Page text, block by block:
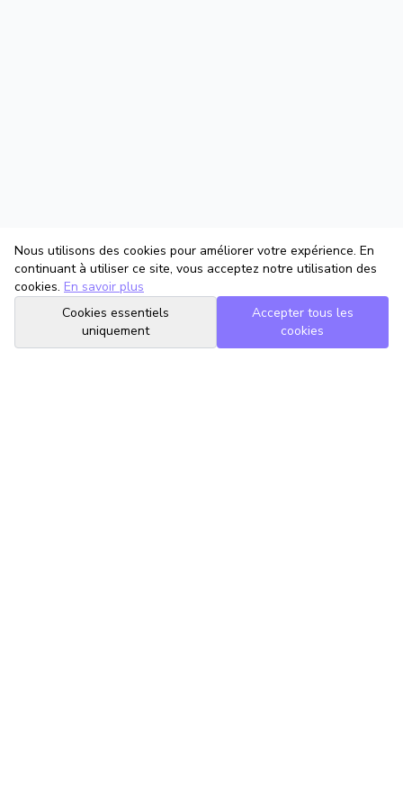
Nous utilisons des cookies pour améliorer votre expérience. En
continuant à utiliser ce site, vous acceptez notre utilisation des
cookies. En savoir plus
Cookies essentiels
uniquement
Accepter tous les
cookies